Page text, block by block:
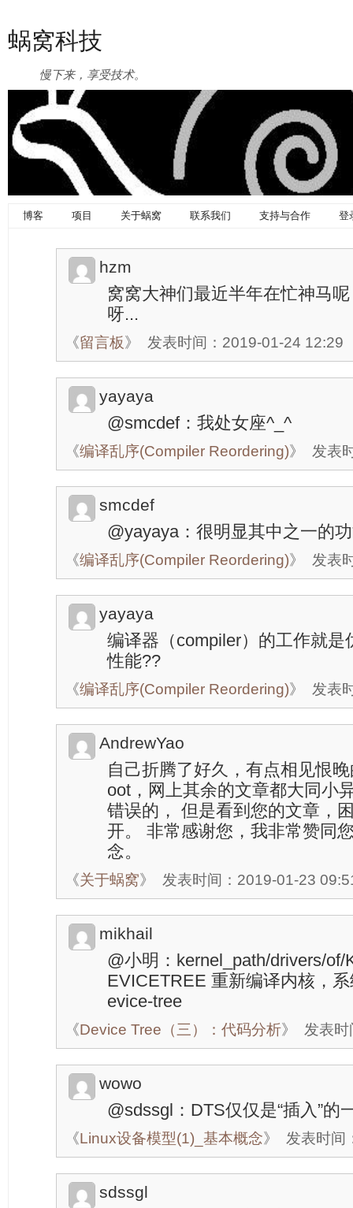
蜗窝科技
慢下来，享受技术。
博客 项目 关于蜗窝 联系我们 支持与合作 登
hzm
窝窝大神们最近半年在忙神马
呀...
《留言板》 发表时间：2019-01-24 12:29
yayaya
@smcdef：我处女座^_^
《编译乱序(Compiler Reordering)》 发表
smcdef
@yayaya：很明显其中之一的
《编译乱序(Compiler Reordering)》 发表
yayaya
编译器（compiler）的工作就是
性能??
《编译乱序(Compiler Reordering)》 发表
AndrewYao
自己折腾了好久，有点相见恨
oot，网上其余的文章都大同小
错误的， 但是看到您的文章，
开。 非常感谢您，我非常赞同
念。
《关于蜗窝》 发表时间：2019-01-23
mikhail
@小明：kernel_path/drivers/
EVICETREE 重新编译内核，
evice-tree
《Device Tree（三）：代码分析》 发表
wowo
@sdssgl：DTS仅仅是“插入”的
《Linux设备模型(1)_基本概念》 发表时间
sdssgl